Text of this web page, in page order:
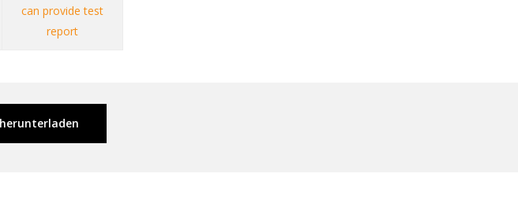
can provide test
report